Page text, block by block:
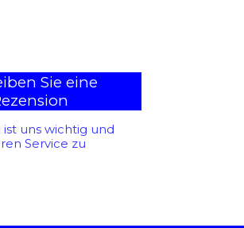
ist uns wichtig und
Service zu